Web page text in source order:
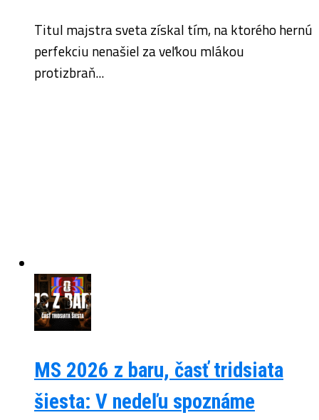
Titul majstra sveta získal tím, na ktorého hernú
perfekciu nenašiel za veľkou mlákou
protizbraň...
MS 2026 z baru, časť tridsiata
šiesta: V nedeľu spoznáme